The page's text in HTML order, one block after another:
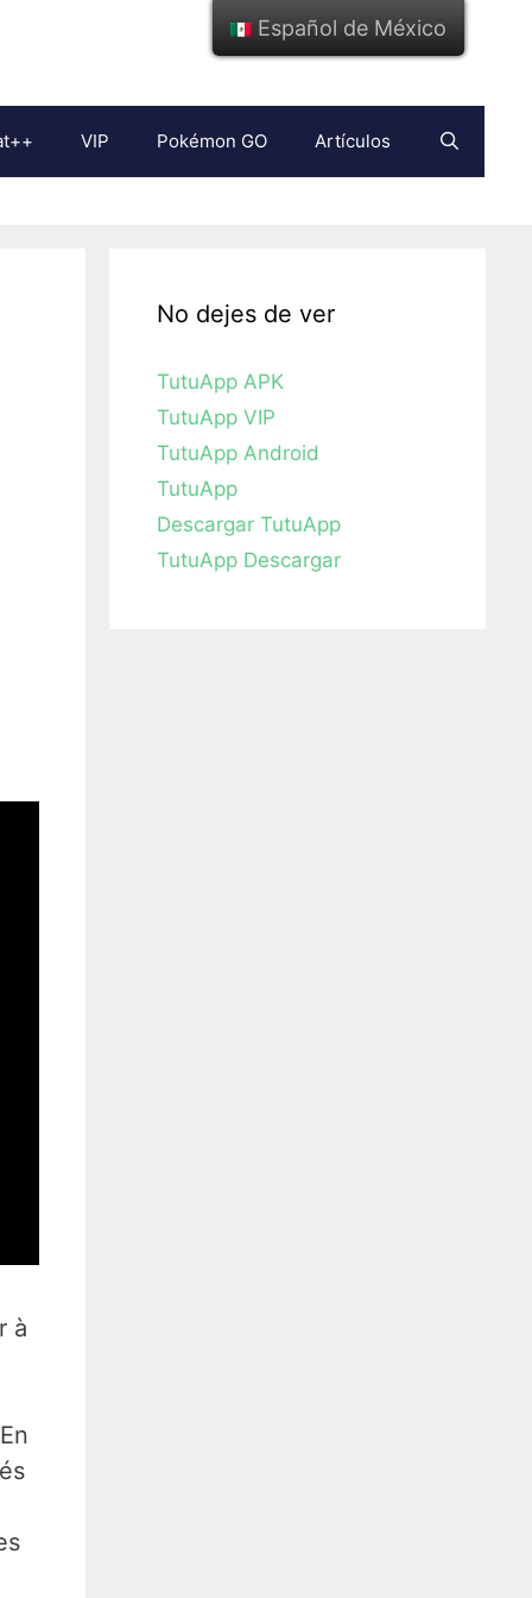
VIP Pokémon GO Artículos
à
No dejes de ver
TutuApp APK
TutuApp VIP
TutuApp Android
TutuApp
Descargar TutuApp
TutuApp Descargar
Español de México